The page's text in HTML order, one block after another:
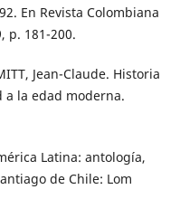
En Revista Colombiana
p. 181-200.
Jean-Claude. Historia
a la edad moderna.
Latina: antología,
de Chile: Lom